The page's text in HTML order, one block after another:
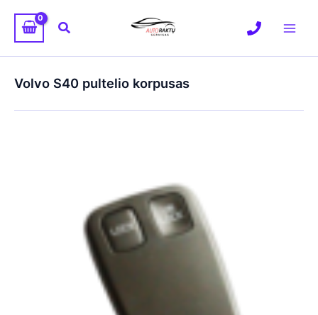
turinio
Paieška
Volvo S40 pultelio korpusas